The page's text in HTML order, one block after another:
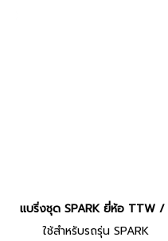
แบริ่งชุด SPARK ยี่ห้อ TTW /
ใช้สำหรับรถรุ่น SPARK